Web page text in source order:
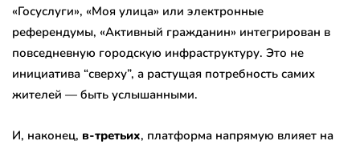
«Госуслуги», «Моя улица» или электронные
референдумы, «Активный гражданин» интегрирован в
повседневную городскую инфраструктуру. Это не
инициатива “сверху”, а растущая потребность самих
жителей — быть услышанными.
И, наконец, в-третьих, платформа напрямую влияет на